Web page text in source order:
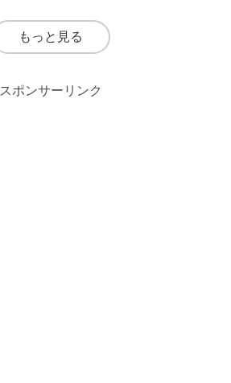
もっと見る
スポンサーリンク